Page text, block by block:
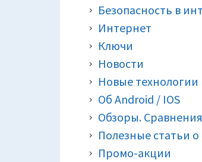
Безопасность в
Интернет
Ключи
Новости
Новые технологии
Об Android / IOS
Обзоры. Сравнения
Полезные статьи
Промо-акции